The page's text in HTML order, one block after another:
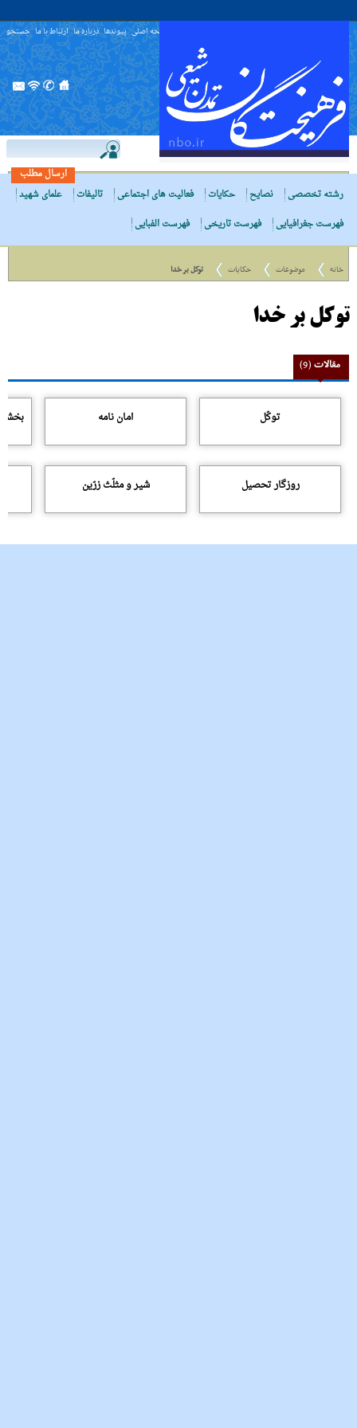
صفحه اصلی پیوندها درباره ما ارتباط با ما جستجو
ارسال مطلب
رشته تخصصی
نصایح حکایات فعالیت های اجتماعی تالیفات
علمای شهید
فهرست جغرافیایی
فهرست تاریخی فهرست الفبایی
خانه موضوعات حکایات توکل بر خدا
توکل بر خدا
مقالات(9)
توکّل امان نامه بخشش
روزگار تحصیل شیر و مثلّث زرّین